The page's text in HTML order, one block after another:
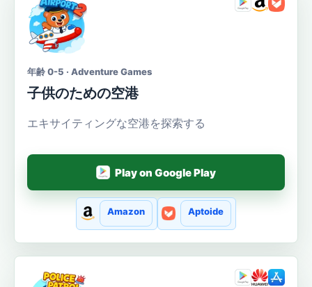
年齢 0-5 · Adventure Games
子供のための空港
エキサイティングな空港を探索する
Play on Google Play
Amazon Aptoide